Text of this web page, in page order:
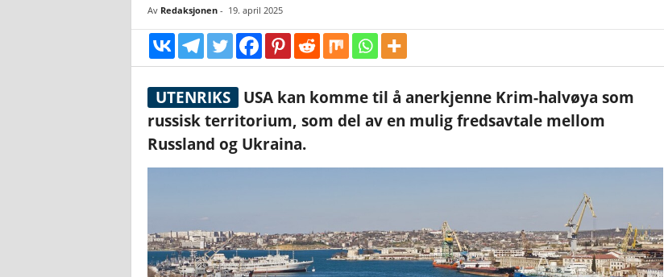
p
Av Redaksjonen- 19. april 2025
UTENRIKS
USA kan komme til å anerkjenne Krim-halvøya som
russisk territorium, som del av en mulig fredsavtale mellom
Russland og Ukraina.